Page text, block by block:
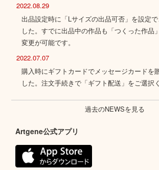
2022.08.29
出品設定時に「Lサイズの出品可否」を設定
した。すでに出品中の作品も「つくった作品
変更が可能です。
2022.07.07
購入時にギフトカードでメッセージカードを
した。注文手続きで「ギフト配送」をご選択
過去のNEWSを見る
Artgene公式アプリ